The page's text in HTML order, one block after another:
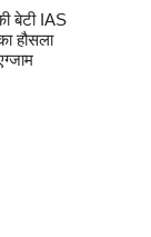
बेटी IAS
हौसला